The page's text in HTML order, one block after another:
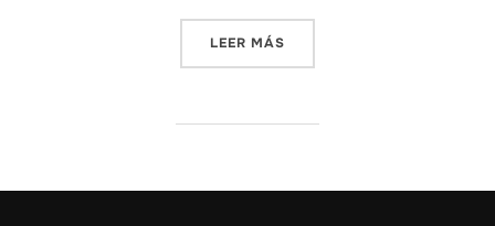
LEER MÁS